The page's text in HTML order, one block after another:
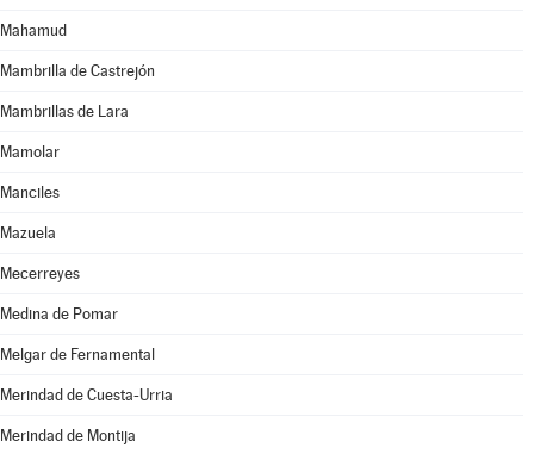
Mahamud
Mambrilla de Castrejón
Mambrillas de Lara
Mamolar
Manciles
Mazuela
Mecerreyes
Medina de Pomar
Melgar de Fernamental
Merindad de Cuesta-Urria
Merindad de Montija